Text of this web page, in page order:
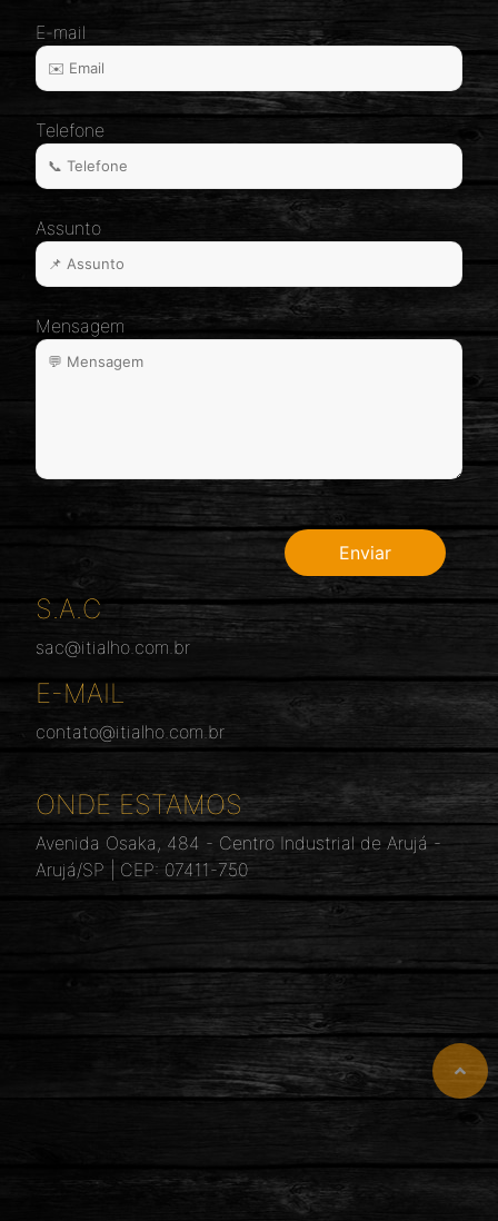
E-mail
Telefone
Assunto
Mensagem
S.A.C
sac@itialho.com.br
E-MAIL
contato@itialho.com.br
ONDE ESTAMOS
Avenida Osaka, 484 - Centro Industrial de Arujá -
Arujá/SP | CEP: 07411-750